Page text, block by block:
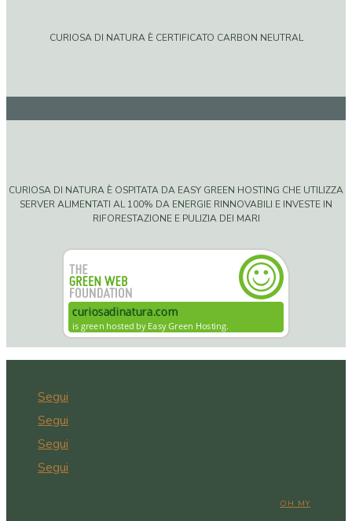
CURIOSA DI NATURA È CERTIFICATO CARBON NEUTRAL
CURIOSA DI NATURA È OSPITATA DA EASY GREEN HOSTING CHE UTILIZZA
SERVER ALIMENTATI AL 100% DA ENERGIE RINNOVABILI E INVESTE IN
RIFORESTAZIONE E PULIZIA DEI MARI
Segui
Segui
Segui
Segui
OH MY